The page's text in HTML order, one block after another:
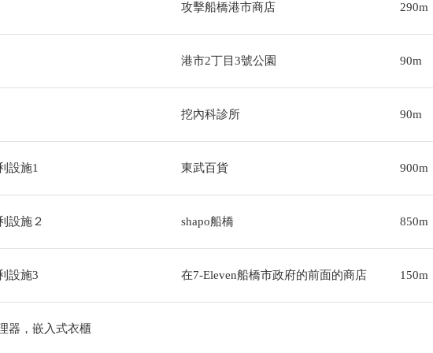
攻擊船橋港市商店 290m
港市2丁目3號公園 90m
挖內科診所 90m
設施1 東武百貨 900m
設施２ shapo船橋 850m
設施3 在7-Eleven船橋市政府的前面的商店 150m
器，嵌入式衣櫃